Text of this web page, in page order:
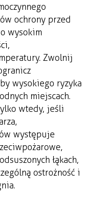
ochrony przed
wysokim
Zwolnij
wysokiego ryzyka
miejscach.
wtedy, jeśli
występuje
łąkach,
ostrożność i